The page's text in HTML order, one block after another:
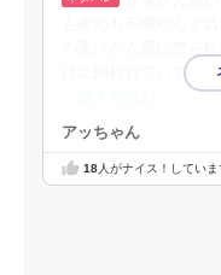
けに飼われていて、
アッちゃん
18人がナイス！していま